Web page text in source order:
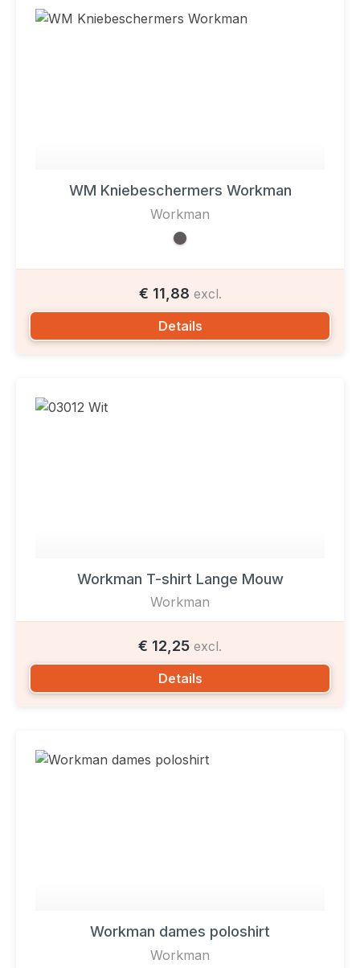
WM Kniebeschermers Workman
Workman
€ 11,88 excl.
Details
Workman T-shirt Lange Mouw
Workman
€ 12,25 excl.
Details
Workman dames poloshirt
Workman